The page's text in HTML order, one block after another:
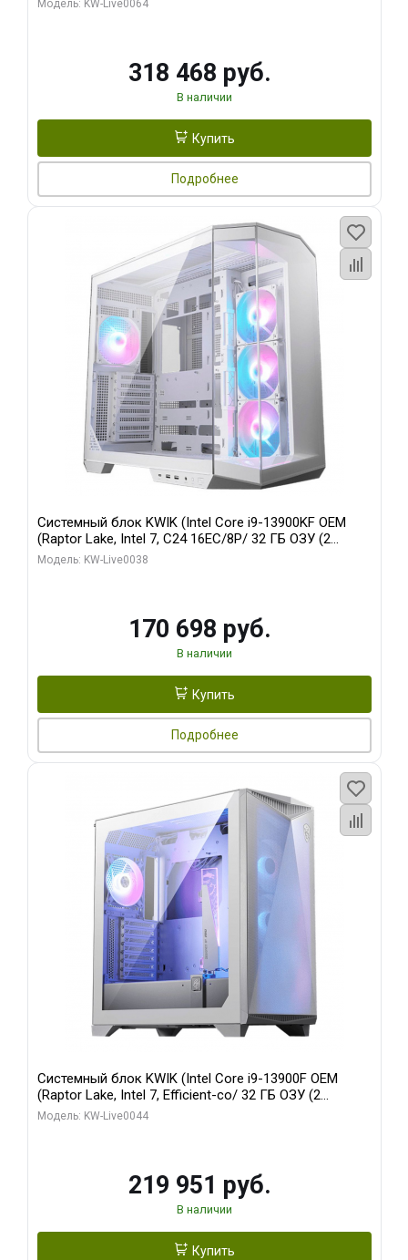
Модель: KW-Live0064
318 468 руб.
В наличии
Купить
Подробнее
Системный блок KWIK (Intel Core i9-13900KF OEM
(Raptor Lake, Intel 7, C24 16EC/8P/ 32 ГБ ОЗУ (2
модуля)/ Gigabyte RX9070XT GAMING OC 16GB GDDR6
Модель: KW-Live0038
170 698 руб.
В наличии
Купить
Подробнее
Системный блок KWIK (Intel Core i9-13900F OEM
(Raptor Lake, Intel 7, Efficient-co/ 32 ГБ ОЗУ (2
модуля)/ Gigabyte RTX5070Ti AERO OC 16GB GDDR7
Модель: KW-Live0044
219 951 руб.
В наличии
Купить